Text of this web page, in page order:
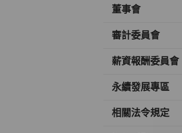
董事會
審計委員會
薪資報酬委員會
永續發展專區
相關法令規定